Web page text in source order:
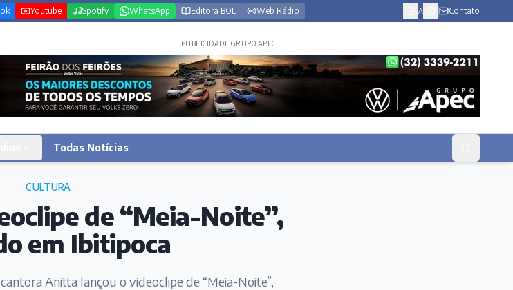
Youtube Spotify WhatsApp Editora BOL Web Rádio A Contato
PUBLICIDADE GRUPO APEC
Todas Notícias
CULTURA
de “Meia-Noite”,
em Ibitipoca
Anitta lançou o videoclipe de “Meia-Noite”,